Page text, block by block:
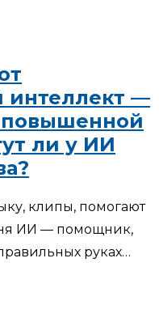
интеллект —
ли у ИИ
клипы, помогают
ИИ — помощник,
руках…